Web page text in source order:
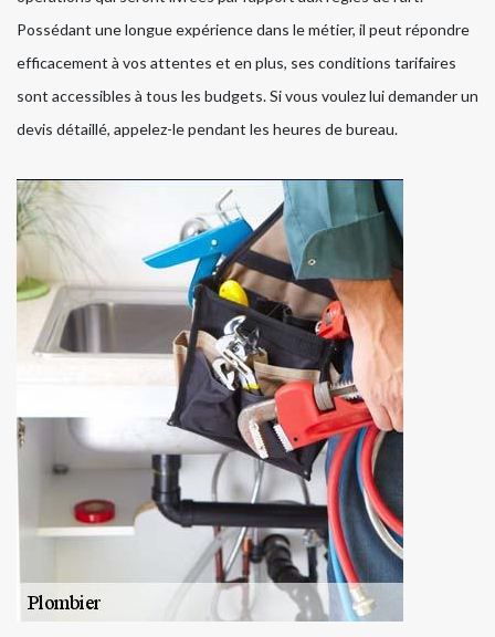
Possédant une longue expérience dans le métier, il peut répondre
efficacement à vos attentes et en plus, ses conditions tarifaires
sont accessibles à tous les budgets. Si vous voulez lui demander un
devis détaillé, appelez-le pendant les heures de bureau.